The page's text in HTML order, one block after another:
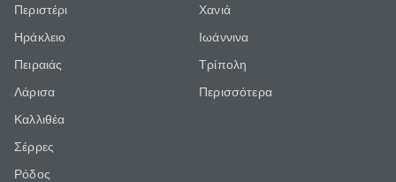
Περιστέρι
Ηράκλειο
Πειραιάς
Λάρισα
Καλλιθέα
Σέρρες
Ρόδος
Χανιά
Ιωάννινα
Τρίπολη
Περισσότερα